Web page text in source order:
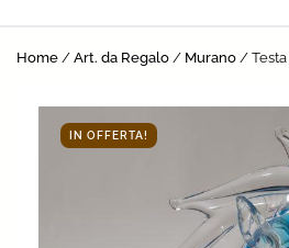
Home / Art. da Regalo / Murano / Testa
IN OFFERTA!